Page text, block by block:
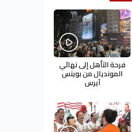
فرحة التأهل إلى نهائي
المونديال من بوينس
آيرس